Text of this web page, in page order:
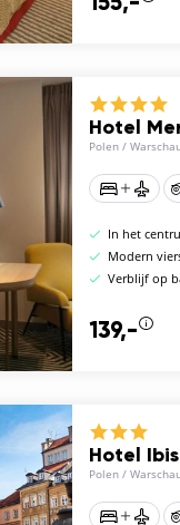
Hotel
Polen /
In het
Modern
Verblijf op basis
139,-
Hotel
Polen /